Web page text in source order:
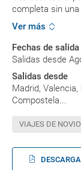
completa sin
Ver más
Fechas de salida
Salidas desde
Salidas desde
Madrid,
Compostela...
VIAJES DE